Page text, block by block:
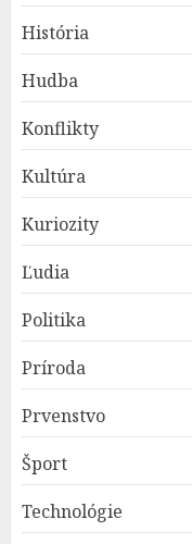
História
Hudba
Konflikty
Kultúra
Kuriozity
Ľudia
Politika
Príroda
Prvenstvo
Šport
Technológie